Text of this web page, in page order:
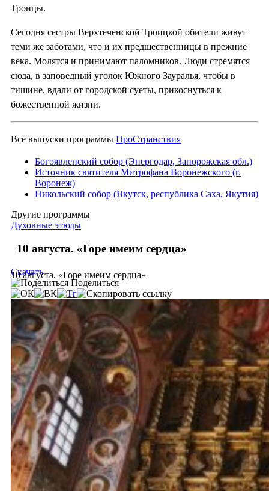
Троицы.
Сегодня сестры Верхтеченской Троицкой обители живут
теми же заботами, что и их предшественницы в прежние
века. Молятся и принимают паломников. Люди стремятся
сюда, в заповедный уголок Южного Зауралья, чтобы в
тишине, вдали от городской суеты, прикоснуться к
божественной жизни.
Все выпуски программы ПроСтранствия
Богоявленский собор (Энергодар, Запорожская обл.)
Источник святителя Митрофана Воронежского (г.
Воронеж)
Никольский собор (Якутск, республика Саха, Якутия)
Другие программы
Духовные этюды
10 августа. «Горе имеим сердца»
10 августа. «Горе имеим сердца»
Скачать
Поделиться